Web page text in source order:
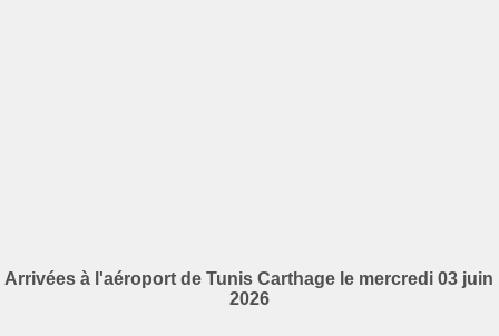
Arrivées à l'aéroport de Tunis Carthage le mercredi 03 juin
2026